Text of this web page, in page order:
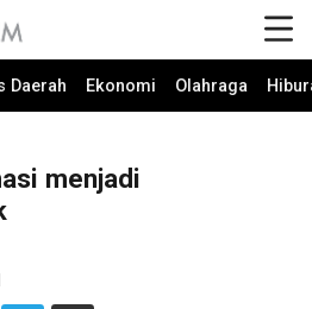
Daerah Ekonomi Olahraga
menjadi